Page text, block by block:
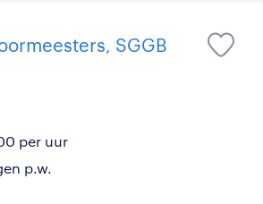
SGGB
per uur
p.w.